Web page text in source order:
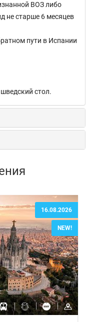
ВОЗ либо
не старше 6 месяцев
пути в Испании
стол.
16.08.2026
NEW!